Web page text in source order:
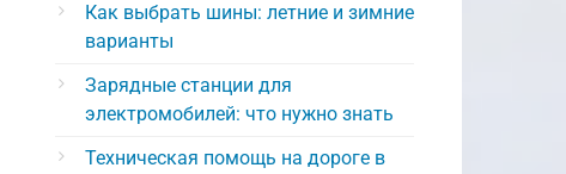
Как выбрать шины: летние и зимние
варианты
Зарядные станции для
электромобилей: что нужно знать
Техническая помощь на дороге в